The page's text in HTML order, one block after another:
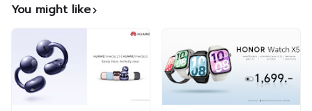
You might like